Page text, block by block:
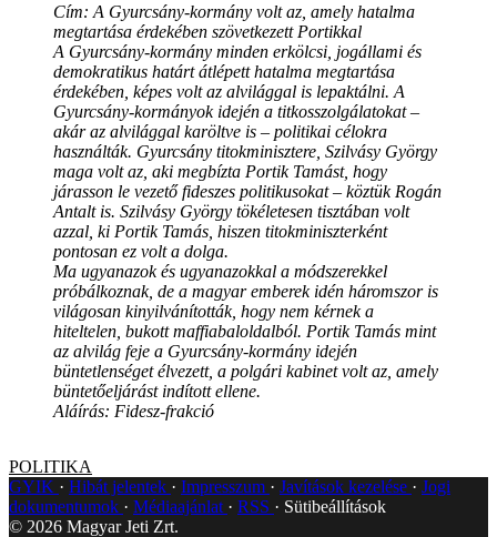
Cím: A Gyurcsány-kormány volt az, amely hatalma
megtartása érdekében szövetkezett Portikkal
A Gyurcsány-kormány minden erkölcsi, jogállami és
demokratikus határt átlépett hatalma megtartása
érdekében, képes volt az alvilággal is lepaktálni. A
Gyurcsány-kormányok idején a titkosszolgálatokat –
akár az alvilággal karöltve is – politikai célokra
használták. Gyurcsány titokminisztere, Szilvásy György
maga volt az, aki megbízta Portik Tamást, hogy
járasson le vezető fideszes politikusokat – köztük Rogán
Antalt is. Szilvásy György tökéletesen tisztában volt
azzal, ki Portik Tamás, hiszen titokminiszterként
pontosan ez volt a dolga.
Ma ugyanazok és ugyanazokkal a módszerekkel
próbálkoznak, de a magyar emberek idén háromszor is
világosan kinyilvánították, hogy nem kérnek a
hiteltelen, bukott maffiabaloldalból. Portik Tamás mint
az alvilág feje a Gyurcsány-kormány idején
büntetlenséget élvezett, a polgári kabinet volt az, amely
büntetőeljárást indított ellene.
Aláírás: Fidesz-frakció
POLITIKA
GYIK
Hibát jelentek Impresszum Javítások kezelése
Jogi
dokumentumok
Médiaajánlat RSS
Sütibeállítások
© 2026 Magyar Jeti Zrt.